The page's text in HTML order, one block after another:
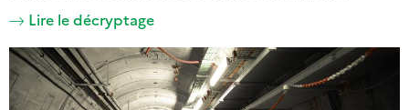
Lire le décryptage